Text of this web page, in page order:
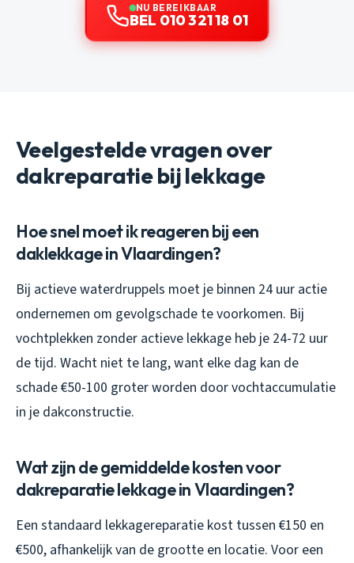
NU BEREIKBAAR
BEL 010 321 18 01
Veelgestelde vragen over
dakreparatie bij lekkage
Hoe snel moet ik reageren bij een
daklekkage in Vlaardingen?
Bij actieve waterdruppels moet je binnen 24 uur actie
ondernemen om gevolgschade te voorkomen. Bij
vochtplekken zonder actieve lekkage heb je 24-72 uur
de tijd. Wacht niet te lang, want elke dag kan de
schade €50-100 groter worden door vochtaccumulatie
in je dakconstructie.
Wat zijn de gemiddelde kosten voor
dakreparatie lekkage in Vlaardingen?
Een standaard lekkagereparatie kost tussen €150 en
€500, afhankelijk van de grootte en locatie. Voor een